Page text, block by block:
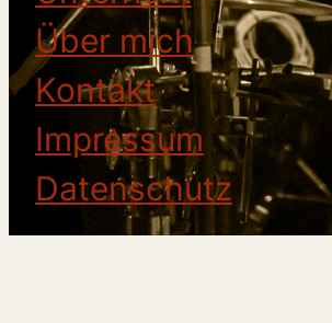
Über mich
Kontakt
Impressum
Datenschutz